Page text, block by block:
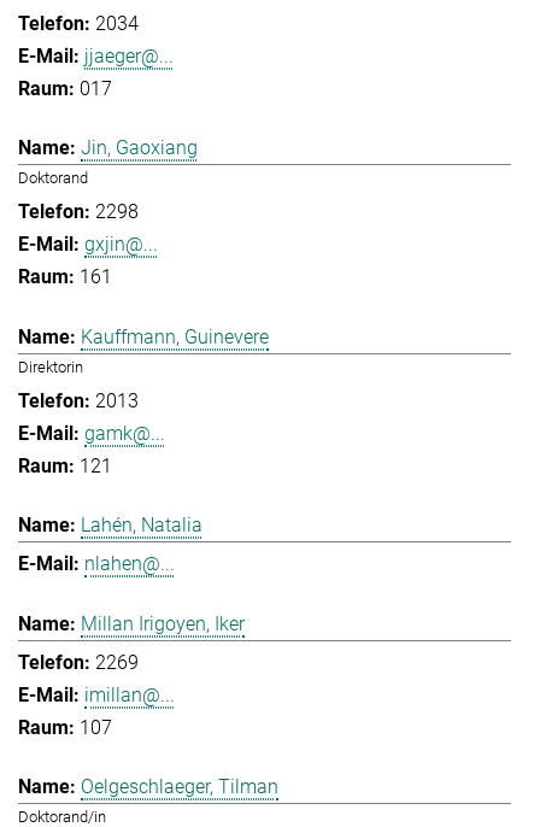
2034
jjaeger@...
017
Jin, Gaoxiang
Doktorand
2298
gxjin@...
161
Kauffmann, Guinevere
Direktorin
2013
gamk@...
121
Lahén, Natalia
nlahen@...
Millan Irigoyen, Iker
2269
imillan@...
107
Oelgeschlaeger, Tilman
Doktorand/in